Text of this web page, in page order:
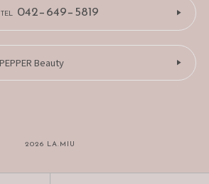
TEL 042−649−5819
2026 LA.MIU